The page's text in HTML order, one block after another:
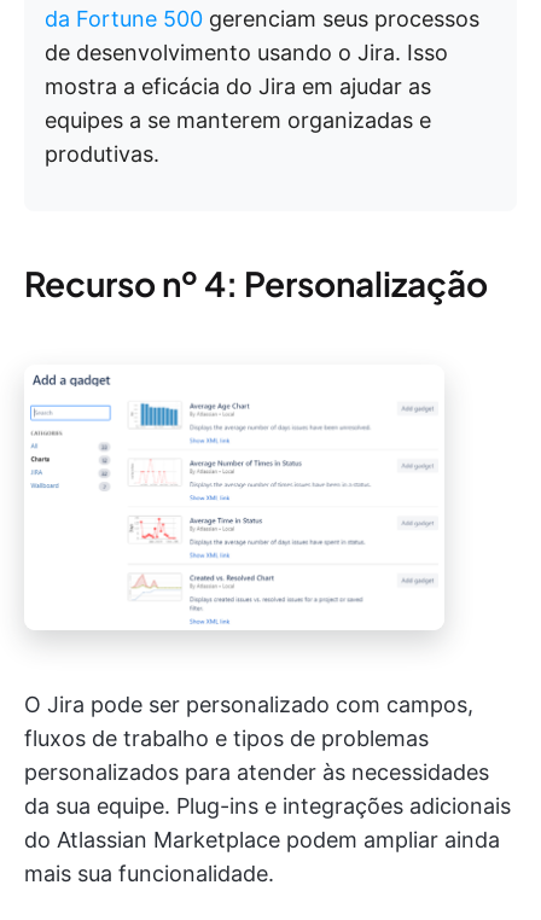
da Fortune 500 gerenciam seus processos
de desenvolvimento usando o Jira. Isso
mostra a eficácia do Jira em ajudar as
equipes a se manterem organizadas e
produtivas.
Recurso nº 4: Personalização
O Jira pode ser personalizado com campos,
fluxos de trabalho e tipos de problemas
personalizados para atender às necessidades
da sua equipe. Plug-ins e integrações adicionais
do Atlassian Marketplace podem ampliar ainda
mais sua funcionalidade.